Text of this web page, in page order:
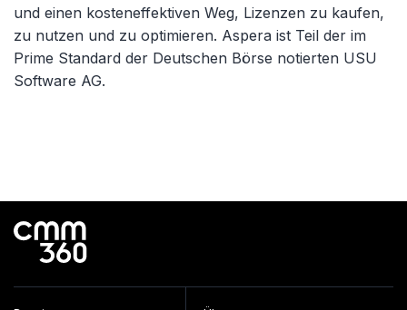
und einen kosteneffektiven Weg, Lizenzen zu kaufen,
zu nutzen und zu optimieren. Aspera ist Teil der im
Prime Standard der Deutschen Börse notierten USU
Software AG.